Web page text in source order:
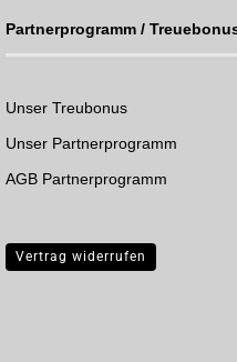
Partnerprogramm /
Unser Treubonus
Unser Partnerprogramm
AGB Partnerprogramm
Vertrag widerrufen